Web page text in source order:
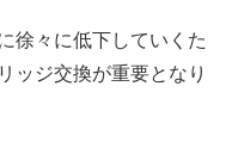
徐々に低下していくた
ッジ交換が重要となり